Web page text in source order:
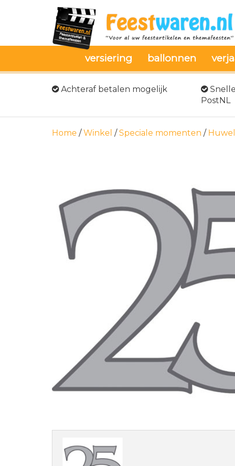
versiering ballonnen
Achteraf betalen mogelijk
PostNL
Home /Winkel /Speciale momenten /